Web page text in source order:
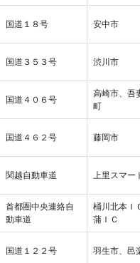
国道１８号 安中市
国道３５３号 渋川市
国道４０６号
高崎市、吾
町
国道４６２号 藤岡市
関越自動車道 上里スマー
首都圏中央連絡自
動車道
桶川北本Ｉ
蒲ＩＣ
国道１２２号 羽生市、邑